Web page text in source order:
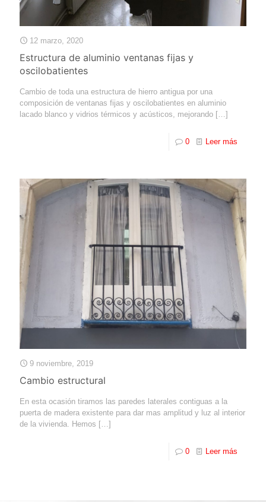
12 marzo, 2020
Estructura de aluminio ventanas fijas y
oscilobatientes
Cambio de toda una estructura de hierro antigua por una
composición de ventanas fijas y oscilobatientes en aluminio
lacado blanco y vidrios térmicos y acústicos, mejorando […]
0 Leer más
9 noviembre, 2019
Cambio estructural
En esta ocasión tiramos las paredes laterales contiguas a la
puerta de madera existente para dar mas amplitud y luz al interior
de la vivienda. Hemos […]
0 Leer más